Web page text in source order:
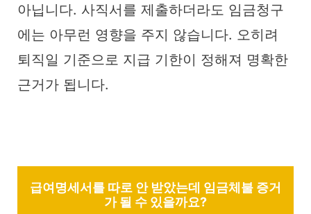
아닙니다. 사직서를 제출하더라도 임금청구
에는 아무런 영향을 주지 않습니다. 오히려
퇴직일 기준으로 지급 기한이 정해져 명확한
근거가 됩니다.
급여명세서를 따로 안 받았는데 임금체불 증거
가 될 수 있을까요?